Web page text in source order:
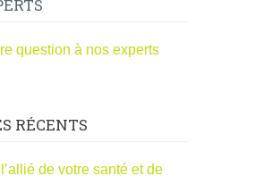
question à nos experts
RÉCENTS
de votre santé et de